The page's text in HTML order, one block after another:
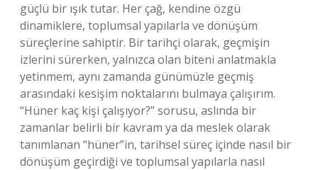
güçlü bir ışık tutar. Her çağ, kendine özgü
dinamiklere, toplumsal yapılarla ve dönüşüm
süreçlerine sahiptir. Bir tarihçi olarak, geçmişin
izlerini sürerken, yalnızca olan biteni anlatmakla
yetinmem, aynı zamanda günümüzle geçmiş
arasındaki kesişim noktalarını bulmaya çalışırım.
“Hüner kaç kişi çalışıyor?” sorusu, aslında bir
zamanlar belirli bir kavram ya da meslek olarak
tanımlanan “hüner”in, tarihsel süreç içinde nasıl bir
dönüşüm geçirdiği ve toplumsal yapılarla nasıl